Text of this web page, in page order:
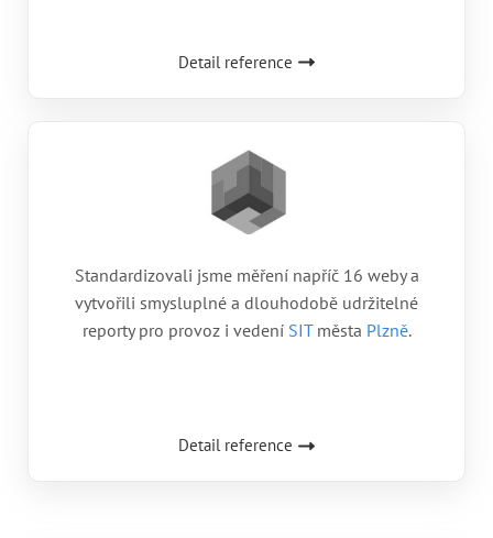
Detail reference
Standardizovali jsme měření napříč 16 weby a
vytvořili smysluplné a dlouhodobě udržitelné
reporty pro provoz i vedení SITměsta Plzně.
Detail reference